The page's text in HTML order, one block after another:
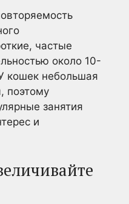
частые
около 10-
кошек небольшая
поэтому
занятия
и